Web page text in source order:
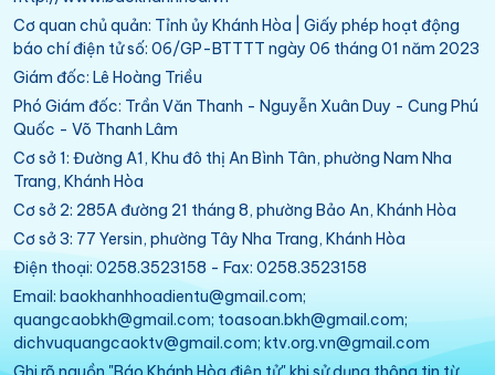
Cơ quan chủ quản: Tỉnh ủy Khánh Hòa | Giấy phép hoạt động
báo chí điện tử số: 06/GP-BTTTT ngày 06 tháng 01 năm 2023
Giám đốc: Lê Hoàng Triều
Phó Giám đốc: Trần Văn Thanh - Nguyễn Xuân Duy - Cung Phú
Quốc - Võ Thanh Lâm
Cơ sở 1: Đường A1, Khu đô thị An Bình Tân, phường Nam Nha
Trang, Khánh Hòa
Cơ sở 2: 285A đường 21 tháng 8, phường Bảo An, Khánh Hòa
Cơ sở 3: 77 Yersin, phường Tây Nha Trang, Khánh Hòa
Điện thoại: 0258.3523158 - Fax: 0258.3523158
Email: baokhanhhoadientu@gmail.com;
quangcaobkh@gmail.com; toasoan.bkh@gmail.com;
dichvuquangcaoktv@gmail.com; ktv.org.vn@gmail.com